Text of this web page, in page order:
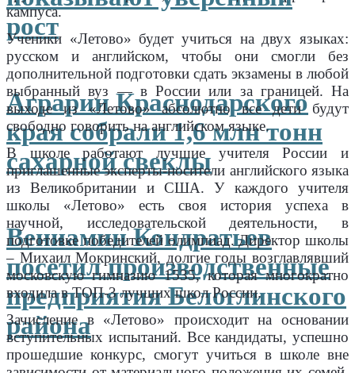
рост
Аграрии Краснодарского
края собрали 1,6 млн тонн
сахарной свеклы
Вениамин Кондратьев
посетил производственные
предприятия Белоглинского
района
кампуса.
Ученики «Летово» будет учиться на двух языках:
русском и английском, чтобы они смогли без
дополнительной подготовки сдать экзамены в любой
выбранный вуз — в России или за границей. На
выходе из «Летово» абсолютно все дети будут
свободно говорить на английском языке.
В школе работают лучшие учителя России и
приглашенные эксперты-носители английского языка
из Великобритании и США. У каждого учителя
школы «Летово» есть своя история успеха в
научной, исследовательской деятельности, в
подготовке победителей олимпиад. Директор школы
– Михаил Мокринский, долгие годы возглавлявший
московскую гимназию 1535, которая многократно
входила в ТОП-3 лучших школ России.
Зачисление в «Летово» происходит на основании
вступительных испытаний. Все кандидаты, успешно
прошедшие конкурс, смогут учиться в школе вне